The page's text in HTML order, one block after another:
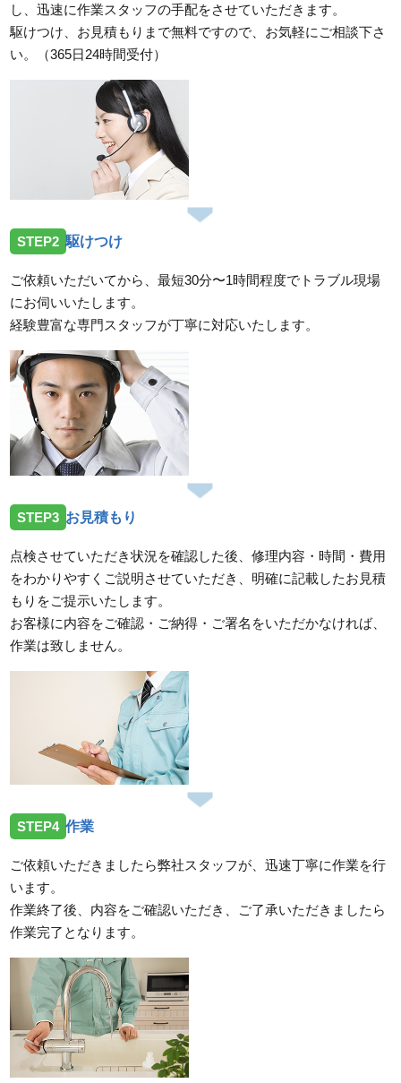
し、迅速に作業スタッフの手配をさせていただきます。
駆けつけ、お見積もりまで無料ですので、お気軽にご相談下さ
い。（365日24時間受付）
STEP2 駆けつけ
ご依頼いただいてから、最短30分〜1時間程度でトラブル現場
にお伺いいたします。
経験豊富な専門スタッフが丁寧に対応いたします。
STEP3 お見積もり
点検させていただき状況を確認した後、修理内容・時間・費用
をわかりやすくご説明させていただき、明確に記載したお見積
もりをご提示いたします。
お客様に内容をご確認・ご納得・ご署名をいただかなければ、
作業は致しません。
STEP4 作業
ご依頼いただきましたら弊社スタッフが、迅速丁寧に作業を行
います。
作業終了後、内容をご確認いただき、ご了承いただきましたら
作業完了となります。